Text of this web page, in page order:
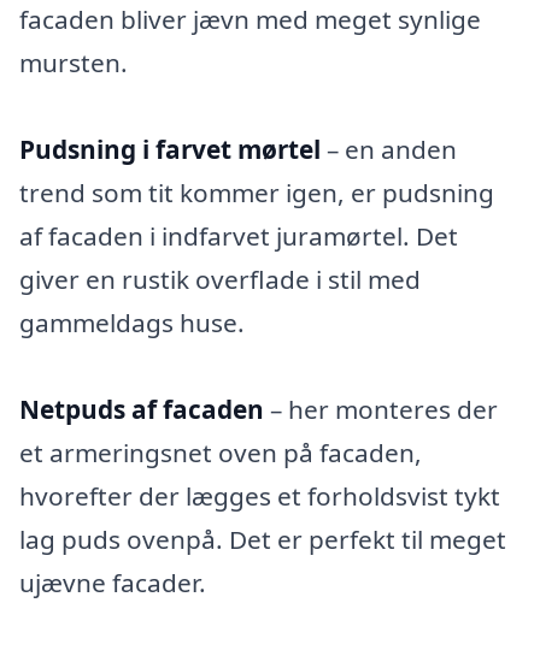
facaden bliver jævn med meget synlige
mursten.
Pudsning i farvet mørtel – en anden
trend som tit kommer igen, er pudsning
af facaden i indfarvet juramørtel. Det
giver en rustik overflade i stil med
gammeldags huse.
Netpuds af facaden – her monteres der
et armeringsnet oven på facaden,
hvorefter der lægges et forholdsvist tykt
lag puds ovenpå. Det er perfekt til meget
ujævne facader.